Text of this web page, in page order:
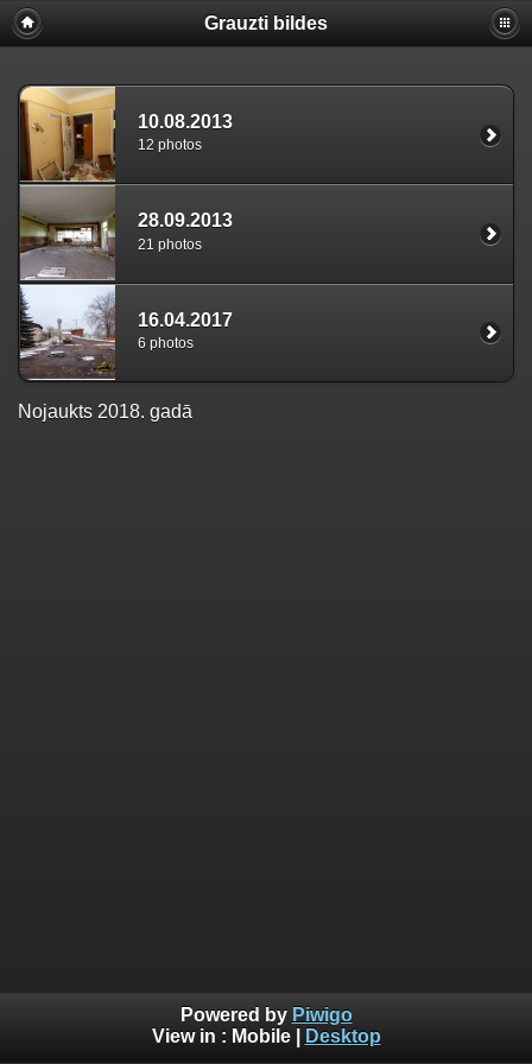
Grauzti bildes
10.08.2013
12 photos
28.09.2013
21 photos
16.04.2017
6 photos
Nojaukts 2018. gadā
Powered by Piwigo
View in : Mobile| Desktop